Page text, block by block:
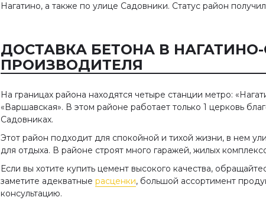
Нагатино, а также по улице Садовники. Статус район
ДОСТАВКА БЕТОНА В
ПРОИЗВОДИТЕЛЯ
На границах района находятся четыре станции метро:
«Варшавская». В этом районе работает только 1 церковь
Садовниках.
Этот район подходит для спокойной и тихой жизни, в нем
для отдыха. В районе строят много гаражей, жилых
Если вы хотите купить цемент высокого качества,
заметите адекватные расценки, большой ассортимент
консультацию.